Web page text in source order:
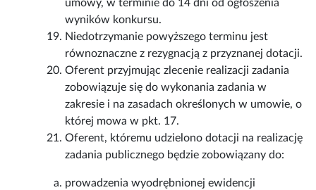
umowy, w terminie do 14 dni od ogłoszenia
wyników konkursu.
Niedotrzymanie powyższego terminu jest
równoznaczne z rezygnacją z przyznanej dotacji.
Oferent przyjmując zlecenie realizacji zadania
zobowiązuje się do wykonania zadania w
zakresie i na zasadach określonych w umowie, o
której mowa w pkt. 17.
Oferent, któremu udzielono dotacji na realizację
zadania publicznego będzie zobowiązany do:
prowadzenia wyodrębnionej ewidencji